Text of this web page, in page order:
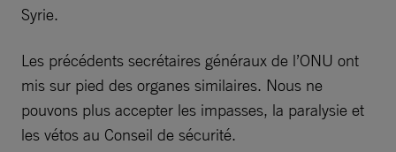
Syrie.
Les précédents secrétaires généraux de l’ONU ont
mis sur pied des organes similaires. Nous ne
pouvons plus accepter les impasses, la paralysie et
les vétos au Conseil de sécurité.